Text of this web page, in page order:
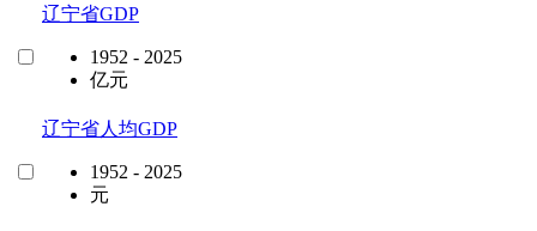
辽宁省GDP
1952 - 2025
亿元
辽宁省人均GDP
1952 - 2025
元